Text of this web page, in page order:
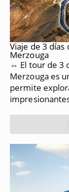
Viaje de 3 días
Merzouga
⇔ El tour de 3
Merzouga es
permite